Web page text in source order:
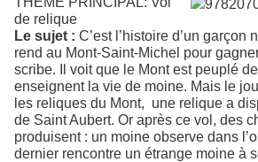
de relique
Le sujet : C’est l’histoire d’un garçon
rend au Mont-Saint-Michel pour
scribe. Il voit que le Mont est peuplé
enseignent la vie de moine. Mais le
les reliques du Mont, une relique a
de Saint Aubert. Or après ce vol, des
produisent : un moine observe dans
dernier rencontre un étrange moine à